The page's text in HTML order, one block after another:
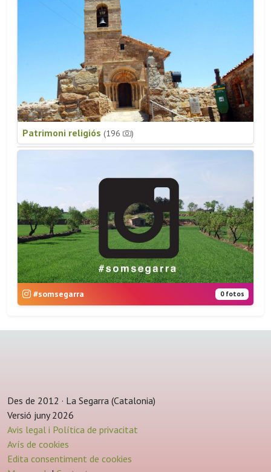
Patrimoni religiós (196 )
#somsegarra 0 fotos
Des de 2012 · La Segarra (Catalonia)
Versió juny 2026
Avis legal i Política de privacitat
Avís de cookies
Edita consentiment de cookies